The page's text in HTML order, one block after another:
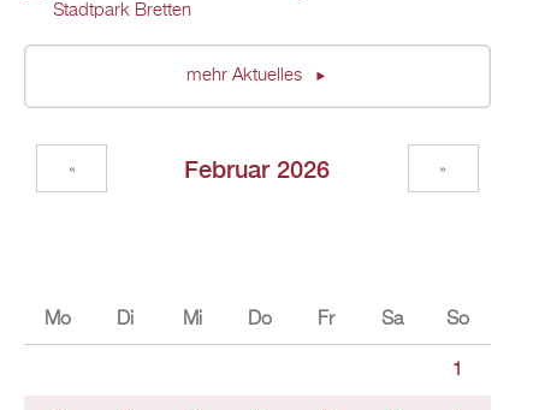
Stadtpark Bretten
mehr Aktuelles
Februar 2026
« »
Mo Di Mi Do Fr Sa So
1